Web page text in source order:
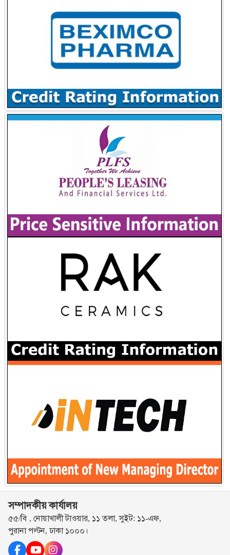
সম্পাদকীয় কার্যালয়
৫৫/বি , নোয়াখালী টাওয়ার, ১১ তলা, সুইট: ১১-এফ,
পুরানা পল্টন, ঢাকা ১০০০।